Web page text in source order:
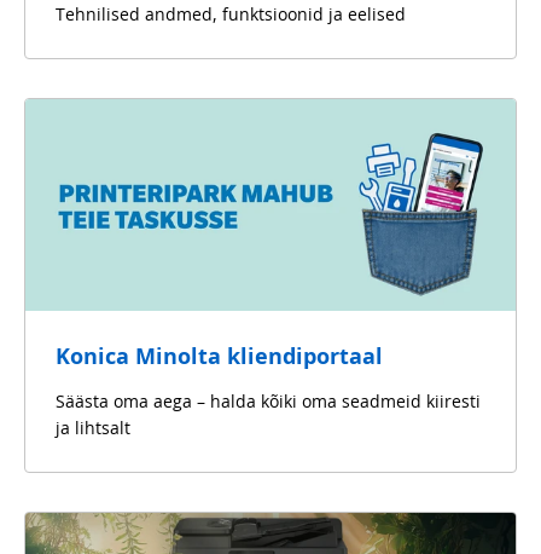
Tehnilised andmed, funktsioonid ja eelised
Konica Minolta kliendiportaal
Säästa oma aega – halda kõiki oma seadmeid kiiresti
ja lihtsalt